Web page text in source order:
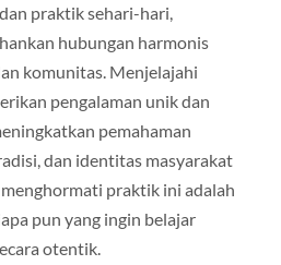
praktik sehari-hari,
hubungan harmonis
komunitas. Menjelajahi
pengalaman unik dan
pemahaman
dan identitas masyarakat
praktik ini adalah
pun yang ingin belajar
otentik.